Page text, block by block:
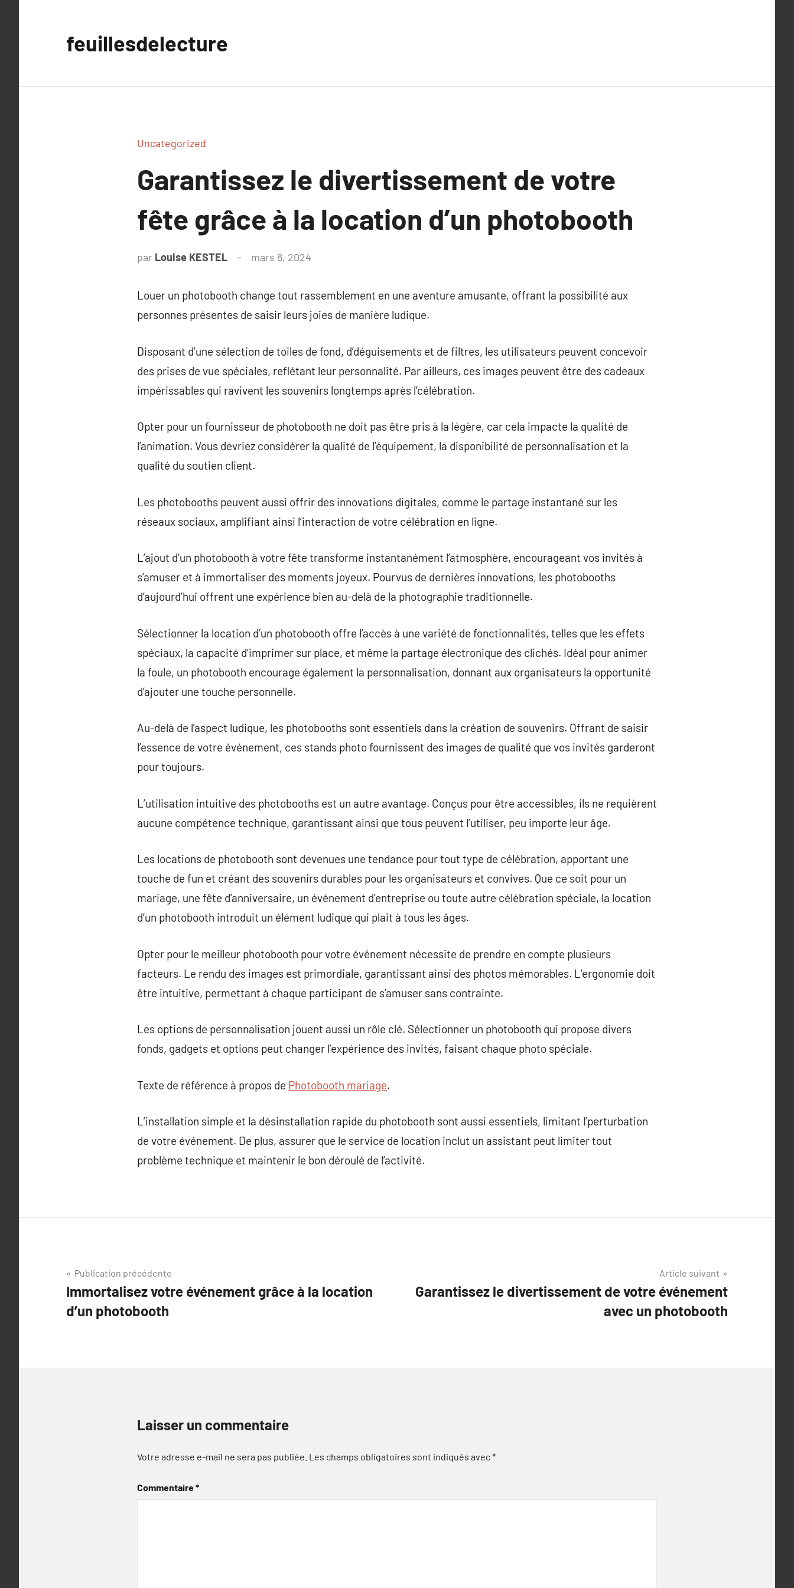
feuillesdelecture
Uncategorized
Garantissez le divertissement de votre
fête grâce à la location d’un photobooth
par Louise KESTEL mars 6, 2024
Louer un photobooth change tout rassemblement en une aventure amusante, offrant la possibilité aux
personnes présentes de saisir leurs joies de manière ludique.
Disposant d’une sélection de toiles de fond, d’déguisements et de filtres, les utilisateurs peuvent concevoir
des prises de vue spéciales, reflétant leur personnalité. Par ailleurs, ces images peuvent être des cadeaux
impérissables qui ravivent les souvenirs longtemps après l’célébration.
Opter pour un fournisseur de photobooth ne doit pas être pris à la légère, car cela impacte la qualité de
l’animation. Vous devriez considérer la qualité de l’équipement, la disponibilité de personnalisation et la
qualité du soutien client.
Les photobooths peuvent aussi offrir des innovations digitales, comme le partage instantané sur les
réseaux sociaux, amplifiant ainsi l’interaction de votre célébration en ligne.
L’ajout d’un photobooth à votre fête transforme instantanément l’atmosphère, encourageant vos invités à
s’amuser et à immortaliser des moments joyeux. Pourvus de dernières innovations, les photobooths
d’aujourd’hui offrent une expérience bien au-delà de la photographie traditionnelle.
Sélectionner la location d’un photobooth offre l’accès à une variété de fonctionnalités, telles que les effets
spéciaux, la capacité d’imprimer sur place, et même la partage électronique des clichés. Idéal pour animer
la foule, un photobooth encourage également la personnalisation, donnant aux organisateurs la opportunité
d’ajouter une touche personnelle.
Au-delà de l’aspect ludique, les photobooths sont essentiels dans la création de souvenirs. Offrant de saisir
l’essence de votre événement, ces stands photo fournissent des images de qualité que vos invités garderont
pour toujours.
L’utilisation intuitive des photobooths est un autre avantage. Conçus pour être accessibles, ils ne requièrent
aucune compétence technique, garantissant ainsi que tous peuvent l’utiliser, peu importe leur âge.
Les locations de photobooth sont devenues une tendance pour tout type de célébration, apportant une
touche de fun et créant des souvenirs durables pour les organisateurs et convives. Que ce soit pour un
mariage, une fête d’anniversaire, un événement d’entreprise ou toute autre célébration spéciale, la location
d’un photobooth introduit un élément ludique qui plait à tous les âges.
Opter pour le meilleur photobooth pour votre événement nécessite de prendre en compte plusieurs
facteurs. Le rendu des images est primordiale, garantissant ainsi des photos mémorables. L’ergonomie doit
être intuitive, permettant à chaque participant de s’amuser sans contrainte.
Les options de personnalisation jouent aussi un rôle clé. Sélectionner un photobooth qui propose divers
fonds, gadgets et options peut changer l’expérience des invités, faisant chaque photo spéciale.
Texte de référence à propos de Photobooth mariage.
L’installation simple et la désinstallation rapide du photobooth sont aussi essentiels, limitant l’perturbation
de votre événement. De plus, assurer que le service de location inclut un assistant peut limiter tout
problème technique et maintenir le bon déroulé de l’activité.
Navigation
de
l’article
Publication précédente
Immortalisez votre événement grâce à la location
d’un photobooth
Article suivant
Garantissez le divertissement de votre événement
avec un photobooth
Laisser un commentaire
Votre adresse e-mail ne sera pas publiée. Les champs obligatoires sont indiqués avec*
Commentaire*